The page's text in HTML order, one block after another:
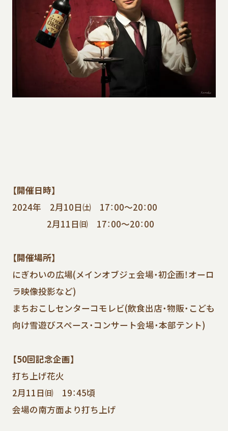
【開催日時】
2024年 2月10日㈯ 17：00～20：00
2月11日㈰ 17：00～20：00
【開催場所】
にぎわいの広場(メインオブジェ会場・初企画！オーロ
ラ映像投影など)
まちおこしセンターコモレビ(飲食出店・物販・こども
向け雪遊びスペース・コンサート会場・本部テント)
【50回記念企画】
打ち上げ花火
2月11日㈰ 19：45頃
会場の南方面より打ち上げ